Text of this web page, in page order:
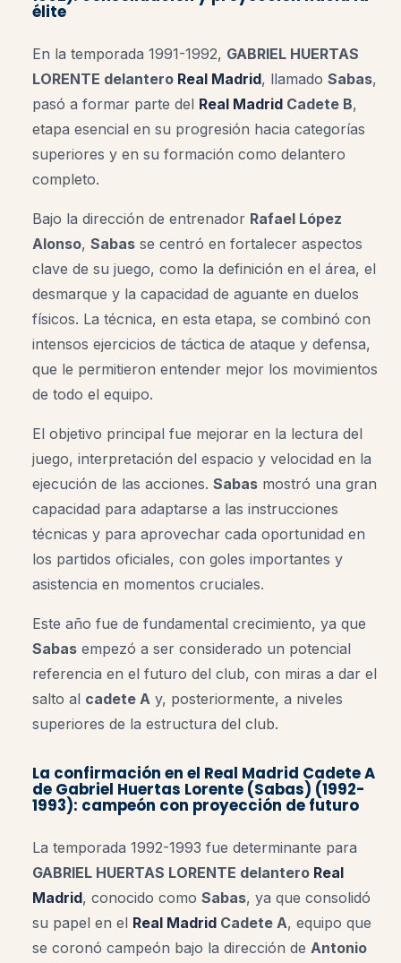
élite
En la temporada 1991-1992, GABRIEL HUERTAS
LORENTE delantero Real Madrid, llamado Sabas,
pasó a formar parte del Real Madrid Cadete B,
etapa esencial en su progresión hacia categorías
superiores y en su formación como delantero
completo.
Bajo la dirección de entrenador Rafael López
Alonso, Sabas se centró en fortalecer aspectos
clave de su juego, como la definición en el área, el
desmarque y la capacidad de aguante en duelos
físicos. La técnica, en esta etapa, se combinó con
intensos ejercicios de táctica de ataque y defensa,
que le permitieron entender mejor los movimientos
de todo el equipo.
El objetivo principal fue mejorar en la lectura del
juego, interpretación del espacio y velocidad en la
ejecución de las acciones. Sabas mostró una gran
capacidad para adaptarse a las instrucciones
técnicas y para aprovechar cada oportunidad en
los partidos oficiales, con goles importantes y
asistencia en momentos cruciales.
Este año fue de fundamental crecimiento, ya que
Sabas empezó a ser considerado un potencial
referencia en el futuro del club, con miras a dar el
salto al cadete A y, posteriormente, a niveles
superiores de la estructura del club.
La confirmación en el Real Madrid Cadete A
de Gabriel Huertas Lorente (Sabas) (1992-
1993): campeón con proyección de futuro
La temporada 1992-1993 fue determinante para
GABRIEL HUERTAS LORENTE delantero Real
Madrid, conocido como Sabas, ya que consolidó
su papel en el Real Madrid Cadete A, equipo que
se coronó campeón bajo la dirección de Antonio